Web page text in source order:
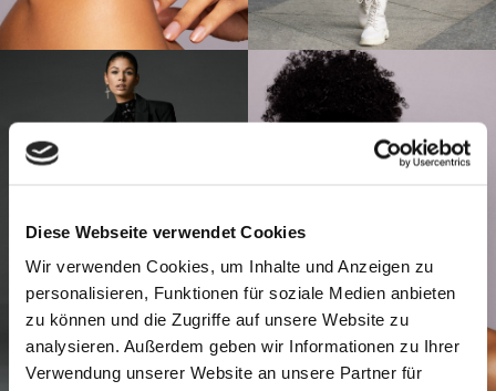
Diese Webseite verwendet Cookies
Wir verwenden Cookies, um Inhalte und Anzeigen zu
personalisieren, Funktionen für soziale Medien anbieten
zu können und die Zugriffe auf unsere Website zu
analysieren. Außerdem geben wir Informationen zu Ihrer
Verwendung unserer Website an unsere Partner für